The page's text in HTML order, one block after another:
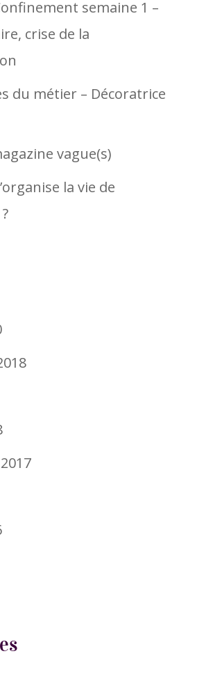
semaine 1 –
crise de la
du métier – Décoratrice
vague(s)
la vie de